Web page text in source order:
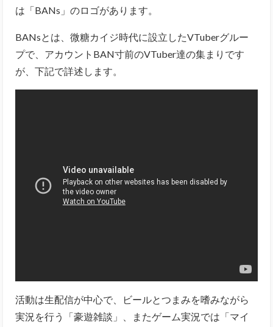
は「BANs」のロゴがあります。
BANsとは、微糖カイジ時代に設立したVTuberグルー
プで、アカウントBAN寸前のVTuber達の集まりです
が、下記で詳述します。
活動は生配信が中心で、ビールとつまみを嗜みながら
実況を行う「豪遊雑談」、またゲーム実況では「マイ